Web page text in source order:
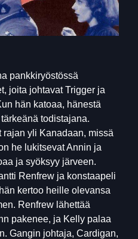
pankkiryöstössä
joita johtavat Trigger ja
hän katoaa, hänestä
todistajana.
rajan yli Kanadaan, missä
he lukitsevat Annin ja
ja syöksyy järveen.
Renfrew ja konstaapeli
kertoo heille olevansa
Renfrew lähettää
pakenee, ja Kelly palaa
Gangin johtaja, Cardigan,